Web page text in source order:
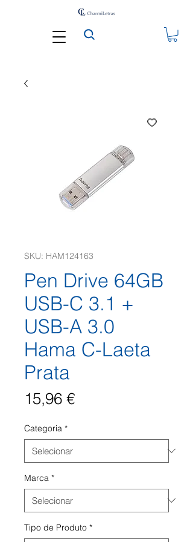
SKU: HAM124163
Pen Drive 64GB
USB-C 3.1 +
USB-A 3.0
Hama C-Laeta
Prata
15,96 €Preço
Categoria *
Marca *
Tipo de Produto *